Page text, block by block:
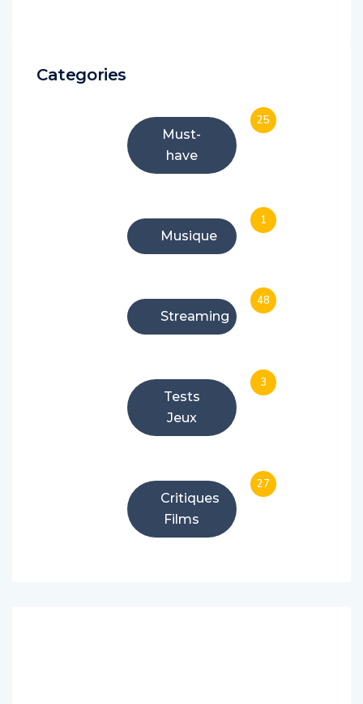
Categories
Must-
have
25
Musique
1
Streaming
48
Tests
Jeux
3
Critiques
Films
27